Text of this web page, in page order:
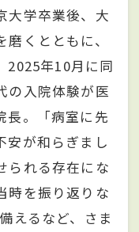
大学卒業後、大
くとともに、
2025年10月に同
の入院体験が医
長。「病室に先
安が和らぎまし
られる存在にな
時を振り返りな
えるなど、さま